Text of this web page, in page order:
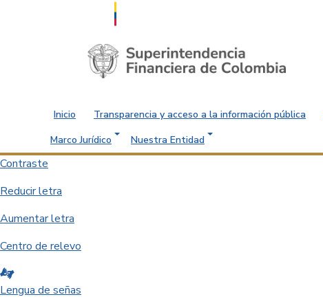
Saltar al contenido principal
Inicio Transparencia y acceso a la información pública
Marco Jurídico
Nuestra Entidad
Contraste
Reducir letra
Aumentar letra
Centro de relevo
Lengua de señas